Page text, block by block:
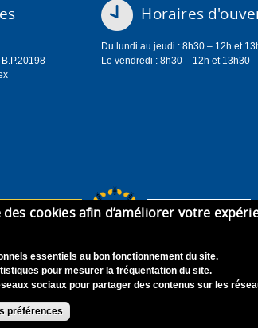
Horaires
Du lundi au jeudi : 8h30 – 12h et
Le vendredi : 8h30 – 12h et 13h30
Recrutement
des cookies afin d’améliorer votre
essentiels au bon fonctionnement du site.
pour mesurer la fréquentation du site.
sociaux pour partager des contenus sur les
préférences